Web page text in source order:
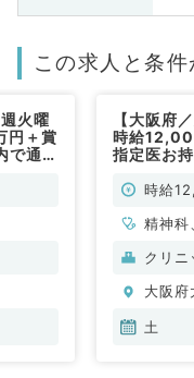
この求人と条件
火曜
円＋賞
で通勤
【大阪府
時給
指定医お
で外来、
時給
精神科
クリ
大阪府
土